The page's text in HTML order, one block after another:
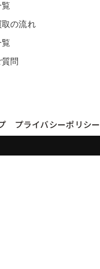
覧
の流れ
覧
問
プライバシーポリシー